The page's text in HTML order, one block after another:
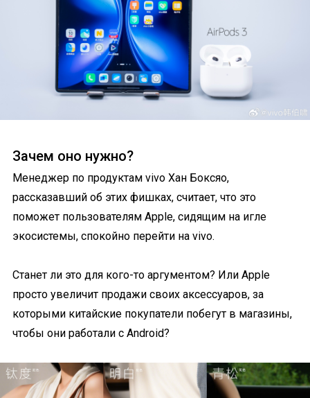
Зачем оно нужно?
Менеджер по продуктам vivo Хан Боксяо,
рассказавший об этих фишках, считает, что это
поможет пользователям Apple, сидящим на игле
экосистемы, спокойно перейти на vivo.
Станет ли это для кого-то аргументом? Или Apple
просто увеличит продажи своих аксессуаров, за
которыми китайские покупатели побегут в магазины,
чтобы они работали с Android?